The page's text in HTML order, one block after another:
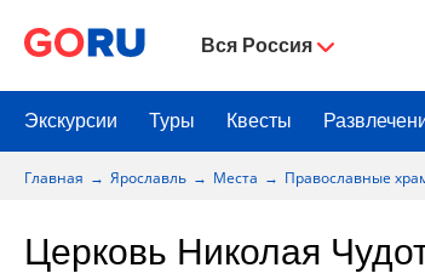
Вся Россия
Экскурсии Туры Квесты
Главная Ярославль Места Православные
Церковь Николая